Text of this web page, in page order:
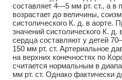
составляет 4—5 мм рт. ст., а в
возрастает до величины,
систолического К. д. в аорте.
значений систолического К.
сердца составляют у детей
150 мм рт. ст. Артериальное
на верхних конечностях по
считается нормальным в
мм рт. ст. Однако фактически